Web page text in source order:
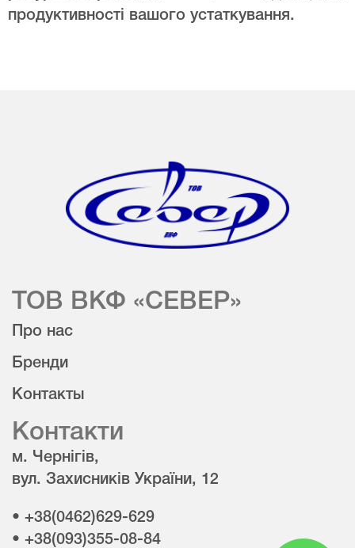
продуктивності вашого устаткування.
ТОВ ВКФ «СЕВЕР»
Про нас
Бренди
Контакты
Контакти
м. Чернігів,
вул. Захисників України, 12
• +38(0462)629-629
• +38(093)355-08-84